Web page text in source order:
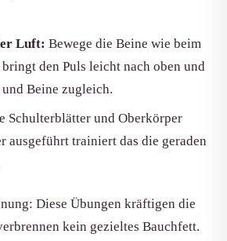
Luft: Bewege die Beine wie beim
den Puls leicht nach oben und
Beine zugleich.
Schulterblätter und Oberkörper
ausgeführt trainiert das die geraden
Diese Übungen kräftigen die
kein gezieltes Bauchfett.